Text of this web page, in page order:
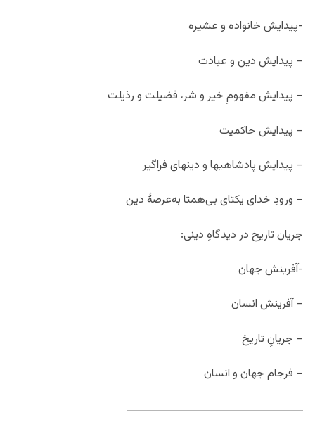
-پیدایش خانواده و عشیره
– پیدایش دین و عبادت
– پیدایش مفهومِ خیر و شر، فضیلت و رذیلت
– پیدایش حاکمیت
– پیدایش پادشاهیها و دینهای فراگیر
– ورودِ خدای یکتای بی‌همتا بەعرصۀ دین
جریان تاریخ در دیدگاهِ دینی:
-آفرینش جهان
– آفرینش انسان
– جریانِ تاریخ
– فرجام جهان و انسان
ــــــــــــــــــــــــــــــــــــــــــــــــــ